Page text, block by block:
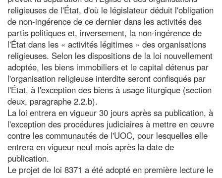
religieuses de l'État, d'où le législateur déduit l'obligation
de non-ingérence de ce dernier dans les activités des
partis politiques et, inversement, la non-ingérence de
l'État dans les « activités légitimes » des organisations
religieuses. Selon les dispositions de la loi nouvellement
adoptée, les biens immobiliers et le capital détenus par
l'organisation religieuse interdite seront confisqués par
l'État, à l'exception des biens à usage liturgique (section
deux, paragraphe 2.2.b).
La loi entrera en vigueur 30 jours après sa publication, à
l'exception des procédures judiciaires à mettre en œuvre
contre les communautés de l'UOC, pour lesquelles elle
entrera en vigueur neuf mois après la date de
publication.
Le projet de loi 8371 a été adopté en première lecture le